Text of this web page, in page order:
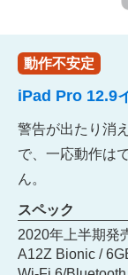
動作不安定
iPad Pro 12.9
警告が出たり消
で、一応動作は
ん。
スペック
2020年上半期発
A12Z Bionic /